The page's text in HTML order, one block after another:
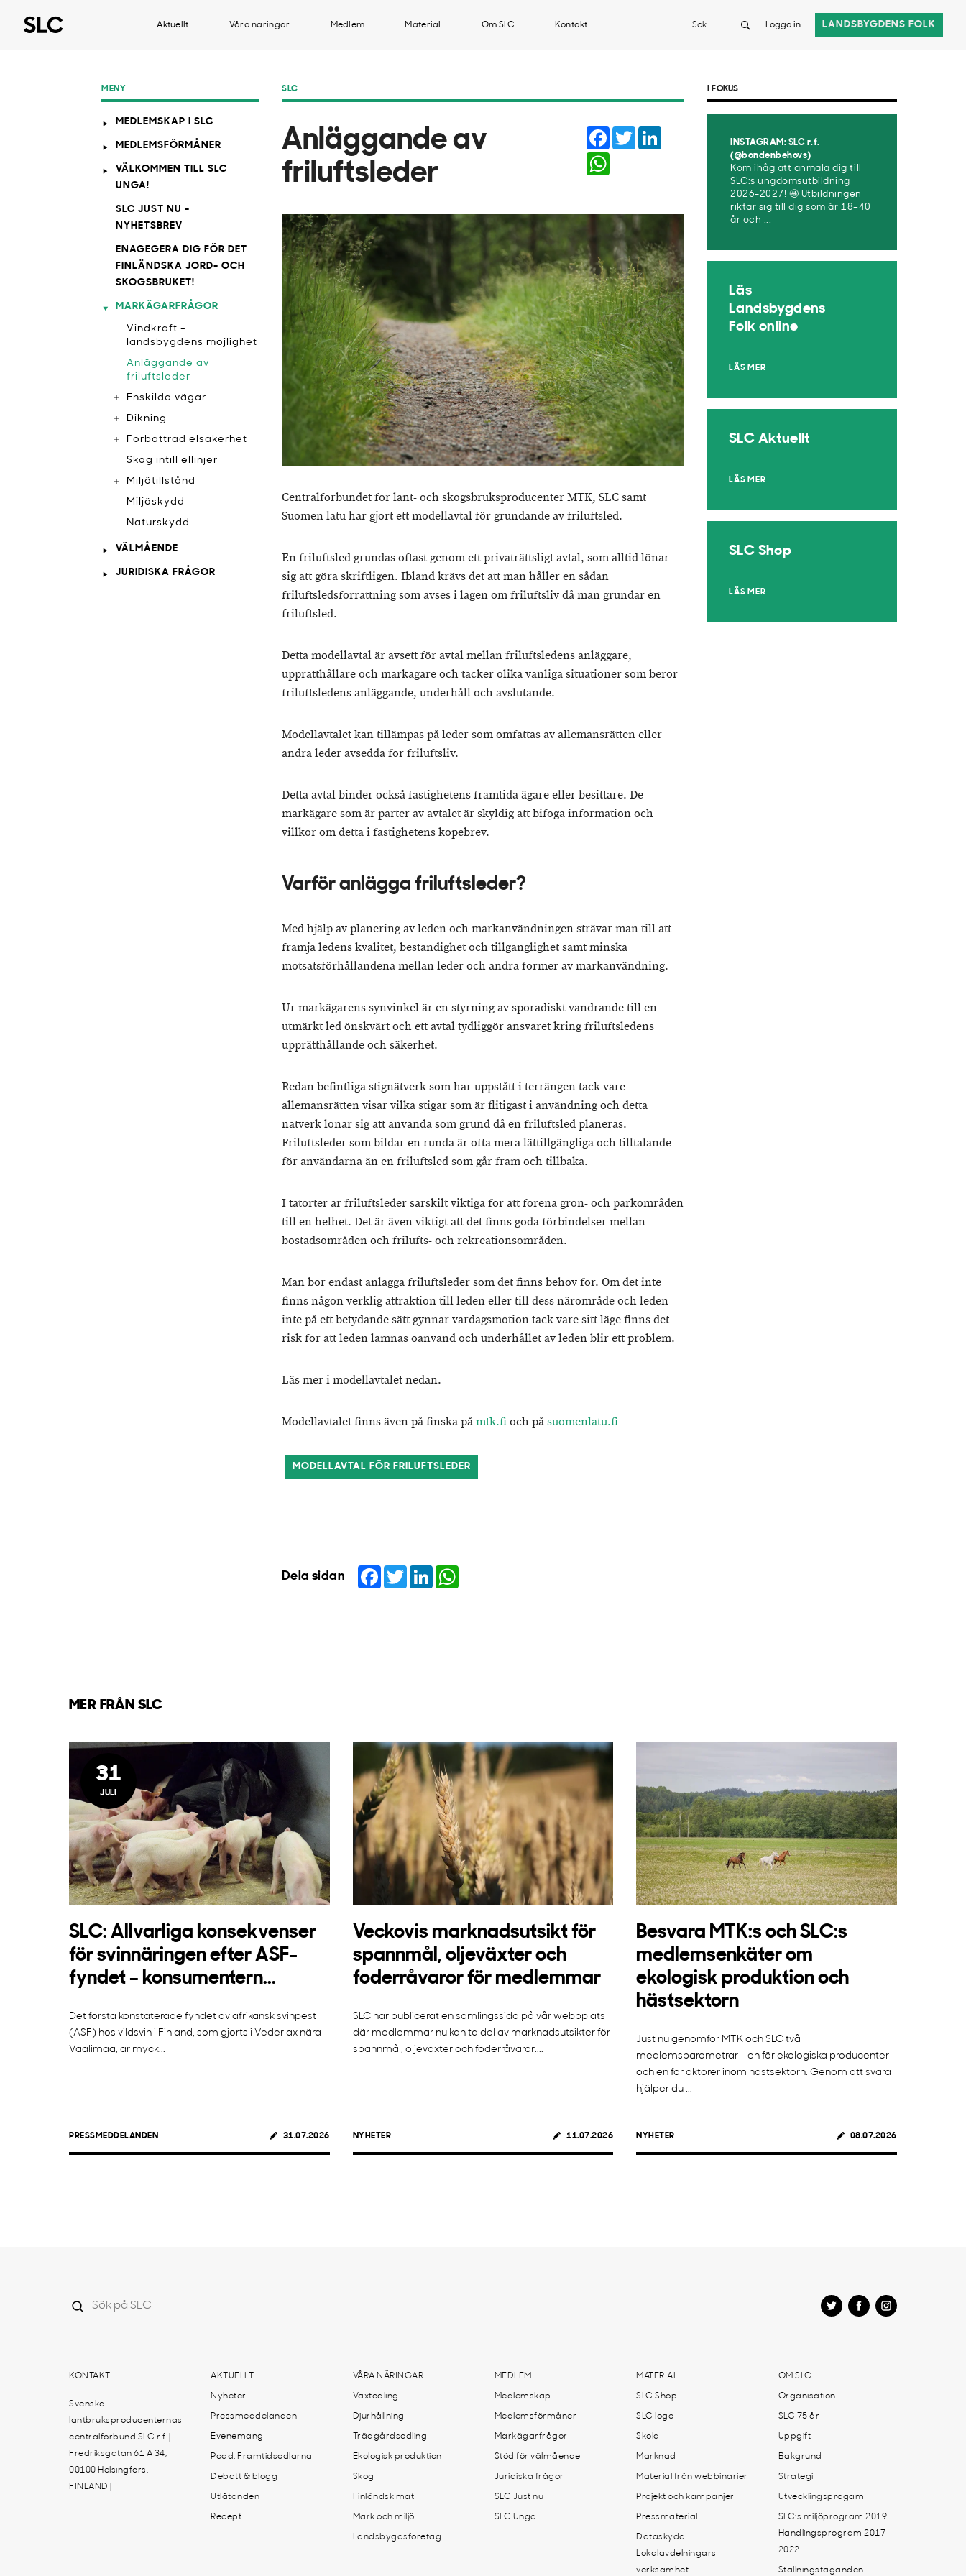
Aktuellt Våra näringar Medlem Material Om SLC Kontakt Sök Logga in LANDSBYGDENS FOLK
SLC
Anläggande av
friluftsleder
Facebook
Twitter
Centralförbundet för lant- och skogsbruksproducenter MTK, SLC samt
Suomen latu har gjort ett modellavtal för grundande av friluftsled.
En friluftsled grundas oftast genom ett privaträttsligt avtal, som alltid lönar
sig att göra skriftligen. Ibland krävs det att man håller en sådan
friluftsledsförrättning som avses i lagen om friluftsliv då man grundar en
friluftsled.
Detta modellavtal är avsett för avtal mellan friluftsledens anläggare,
upprätthållare och markägare och täcker olika vanliga situationer som berör
friluftsledens anläggande, underhåll och avslutande.
Modellavtalet kan tillämpas på leder som omfattas av allemansrätten eller
andra leder avsedda för friluftsliv.
Detta avtal binder också fastighetens framtida ägare eller besittare. De
markägare som är parter av avtalet är skyldig att bifoga information och
villkor om detta i fastighetens köpebrev.
Varför anlägga friluftsleder?
Med hjälp av planering av leden och markanvändningen strävar man till att
främja ledens kvalitet, beständighet och tillgänglighet samt minska
motsatsförhållandena mellan leder och andra former av markanvändning.
Ur markägarens synvinkel är en styrning av sporadiskt vandrande till en
utmärkt led önskvärt och ett avtal tydliggör ansvaret kring friluftsledens
upprätthållande och säkerhet.
Redan befintliga stignätverk som har uppstått i terrängen tack vare
allemansrätten visar vilka stigar som är flitigast i användning och detta
nätverk lönar sig att använda som grund då en friluftsled planeras.
Friluftsleder som bildar en runda är ofta mera lättillgängliga och tilltalande
för användarna än en friluftsled som går fram och tillbaka.
I tätorter är friluftsleder särskilt viktiga för att förena grön- och parkområden
till en helhet. Det är även viktigt att det finns goda förbindelser mellan
bostadsområden och frilufts- och rekreationsområden.
Man bör endast anlägga friluftsleder som det finns behov för. Om det inte
finns någon verklig attraktion till leden eller till dess närområde och leden
inte på ett betydande sätt gynnar vardagsmotion tack vare sitt läge finns det
risk för att leden lämnas oanvänd och underhållet av leden blir ett problem.
Läs mer i modellavtalet nedan.
Modellavtalet finns även på finska påmtk.fioch påsuomenlatu.fi
MODELLAVTAL FÖR FRILUFTSLEDER
Dela sidan Facebook
TwitterLinkedIn
MENY
MEDLEMSKAP I SLC
MEDLEMSFÖRMÅNER
VÄLKOMMEN TILL SLC
UNGA!
SLC JUST NU -
NYHETSBREV
ENAGEGERA DIG FÖR DET
FINLÄNDSKA JORD- OCH
SKOGSBRUKET!
MARKÄGARFRÅGOR
Vindkraft -
landsbygdens möjlighet
Anläggande av
friluftsleder
Enskilda vägar
Dikning
Förbättrad elsäkerhet
Skog intill ellinjer
Miljötillstånd
Miljöskydd
Naturskydd
VÄLMÅENDE
JURIDISKA FRÅGOR
I FOKUS
INSTAGRAM: SLC r.f.
(@bondenbehovs)
Kom ihåg att anmäla dig till
SLC:s ungdomsutbildning
2026-2027! 🤩 Utbildningen
riktar sig till dig som är 18–40
år och ...
Läs
Landsbygdens
Folk online
LÄS MER
SLC Aktuellt
LÄS MER
SLC Shop
LÄS MER
MER FRÅN SLC
31
JULI
SLC: Allvarliga konsekvenser
för svinnäringen efter ASF-
fyndet – konsumentern...
Det första konstaterade fyndet av afrikansk svinpest
(ASF) hos vildsvin i Finland, som gjorts i Vederlax nära
Vaalimaa, är myck...
PRESSMEDDELANDEN 31.07.2026
Veckovis marknadsutsikt för
spannmål, oljeväxter och
foderråvaror för medlemmar
SLC har publicerat en samlingssida på vår webbplats
där medlemmar nu kan ta del av marknadsutsikter för
spannmål, oljeväxter och foderråvaror....
NYHETER 11.07.2026
Besvara MTK:s och SLC:s
medlemsenkäter om
ekologisk produktion och
hästsektorn
Just nu genomför MTK och SLC två
medlemsbarometrar – en för ekologiska producenter
och en för aktörer inom hästsektorn. Genom att svara
hjälper du ...
NYHETER 08.07.2026
KONTAKT
Svenska
lantbruksproducenternas
centralförbund SLC r.f. |
Fredriksgatan 61 A 34,
00100 Helsingfors,
FINLAND |
AKTUELLT
Nyheter
Pressmeddelanden
Evenemang
Podd: Framtidsodlarna
Debatt & blogg
Utlåtanden
Recept
VÅRA NÄRINGAR
Växtodling
Djurhållning
Trädgårdsodling
Ekologisk produktion
Skog
Finländsk mat
Mark och miljö
Landsbygdsföretag
MEDLEM
Medlemskap
Medlemsförmåner
Markägarfrågor
Stöd för välmående
Juridiska frågor
SLC Just nu
SLC Unga
MATERIAL
SLC Shop
SLC logo
Skola
Marknad
Material från webbinarier
Projekt och kampanjer
Pressmaterial
Dataskydd
Lokalavdelningars
verksamhet
OM SLC
Organisation
SLC 75 år
Uppgift
Bakgrund
Strategi
Utvecklingsprogam
SLC:s miljöprogram 2019
Handlingsprogram 2017-
2022
Ställningstaganden